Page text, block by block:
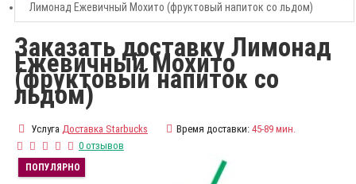
Лимонад Ежевичный Мохито (фруктовый напиток со льдом)
Заказать доставку Лимонад
Ежевичный Мохито
(фруктовый напиток со
льдом)
Услуга Доставка Starbucks Время доставки: 45-89 мин.
0 отзывов
ПОПУЛЯРНО